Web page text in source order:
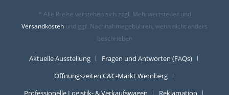
* Alle Preise verstehen sich zzgl. Mehrwertsteuer und
Versandkosten und ggf. Nachnahmegebühren, wenn nicht anders
beschrieben
Aktuelle Ausstellung
Fragen und Antworten (FAQs)
Öffnungszeiten C&C-Markt Wernberg
Professionelle Logistik- & Verkaufswagen
Reklamation